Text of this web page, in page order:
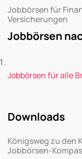
Jobbörsen für
Versicherungen
Jobbörsen
Jobbörsen für alle
Downloads
Königsweg zu den
Jobbörsen-